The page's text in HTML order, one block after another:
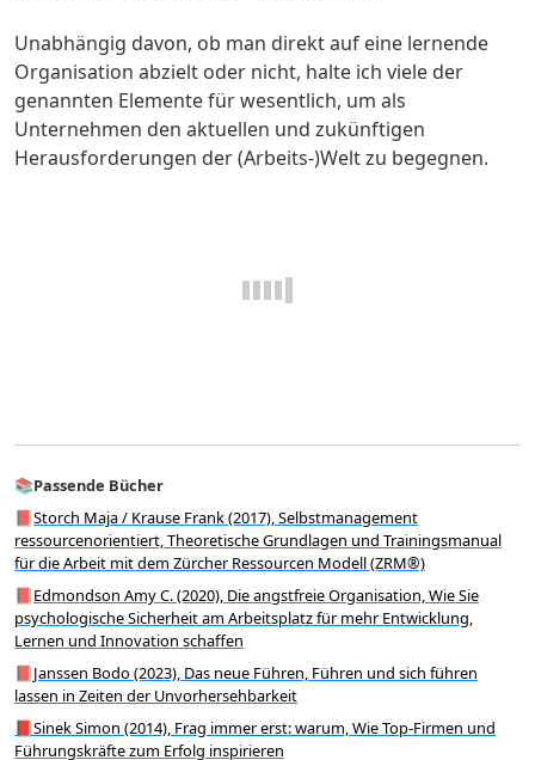
Unabhängig davon, ob man direkt auf eine lernende
Organisation abzielt oder nicht, halte ich viele der
genannten Elemente für wesentlich, um als
Unternehmen den aktuellen und zukünftigen
Herausforderungen der (Arbeits-)Welt zu begegnen.
📚Passende Bücher
📕Storch Maja / Krause Frank (2017), Selbstmanagement
ressourcenorientiert, Theoretische Grundlagen und Trainingsmanual
für die Arbeit mit dem Zürcher Ressourcen Modell (ZRM®)
📕Edmondson Amy C. (2020), Die angstfreie Organisation, Wie Sie
psychologische Sicherheit am Arbeitsplatz für mehr Entwicklung,
Lernen und Innovation schaffen
📕Janssen Bodo (2023), Das neue Führen, Führen und sich führen
lassen in Zeiten der Unvorhersehbarkeit
📕Sinek Simon (2014), Frag immer erst: warum, Wie Top-Firmen und
Führungskräfte zum Erfolg inspirieren